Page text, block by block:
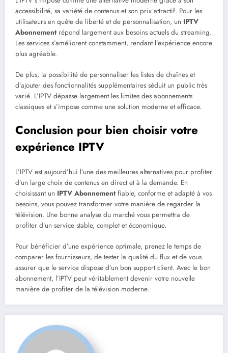
accessibilité, sa variété de contenus et son prix attractif. Pour les
utilisateurs en quête de liberté et de personnalisation, un IPTV
Abonnementrépond largement aux besoins actuels du streaming.
Les services s’améliorent constamment, rendant l’expérience encore
plus agréable.
De plus, la possibilité de personnaliser les listes de chaînes et
d’ajouter des fonctionnalités supplémentaires séduit un public très
varié. L’IPTV dépasse largement les limites des abonnements
classiques et s’impose comme une solution moderne et efficace.
Conclusion pour bien choisir votre
expérience IPTV
L’IPTV est aujourd’hui l’une des meilleures alternatives pour profiter
d’un large choix de contenus en direct et à la demande. En
choisissant un IPTV Abonnementfiable, conforme et adapté à vos
besoins, vous pouvez transformer votre manière de regarder la
télévision. Une bonne analyse du marché vous permettra de
profiter d’un service stable, complet et économique.
Pour bénéficier d’une expérience optimale, prenez le temps de
comparer les fournisseurs, de tester la qualité du flux et de vous
assurer que le service dispose d’un bon support client. Avec le bon
abonnement, l’IPTV peut véritablement devenir votre nouvelle
manière de profiter de la télévision moderne.